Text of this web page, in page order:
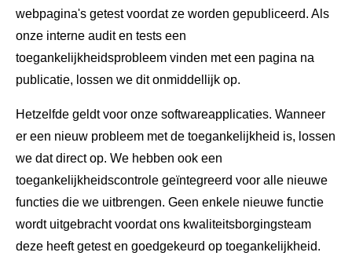
webpagina's getest voordat ze worden gepubliceerd. Als
onze interne audit en tests een
toegankelijkheidsprobleem vinden met een pagina na
publicatie, lossen we dit onmiddellijk op.
Hetzelfde geldt voor onze softwareapplicaties. Wanneer
er een nieuw probleem met de toegankelijkheid is, lossen
we dat direct op. We hebben ook een
toegankelijkheidscontrole geïntegreerd voor alle nieuwe
functies die we uitbrengen. Geen enkele nieuwe functie
wordt uitgebracht voordat ons kwaliteitsborgingsteam
deze heeft getest en goedgekeurd op toegankelijkheid.